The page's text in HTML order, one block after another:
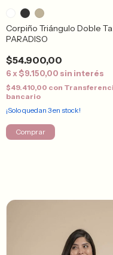
Corpiño Triángulo Doble
PARADISO
$54.900,00
6x$9.150,00 sin interés
$49.410,00 con
bancario
¡Solo quedan 3en stock!
Comprar